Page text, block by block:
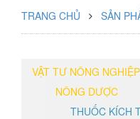
TRANG CHỦ SẢN
VẬT TƯ NÔNG NGHIỆP
NÔNG DƯỢC
THUỐC KÍCH